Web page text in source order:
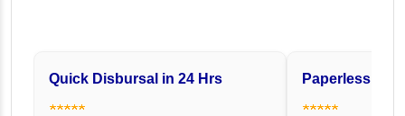
Quick Disbursal in 24 Hrs
★★★★★
Paperless and
★★★★★